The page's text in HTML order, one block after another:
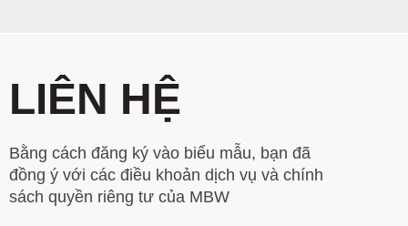
LIÊN HỆ
Bằng cách đăng ký vào biểu mẫu, bạn đã
đồng ý với các điều khoản dịch vụ và chính
sách quyền riêng tư của MBW